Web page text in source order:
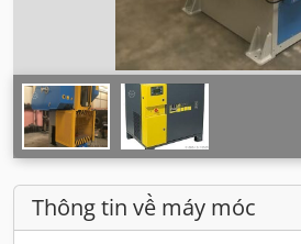
Thông tin về máy móc